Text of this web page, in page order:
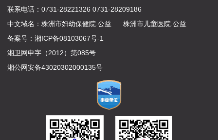
联系电话：0731-28221326 0731-28209186
中文域名： 株洲市妇幼保健院.公益
株洲市儿童医院.公益
备案号： 湘ICP备08103067号-1
湘卫网申字（2012）第085号
湘公网安备43020302000135号